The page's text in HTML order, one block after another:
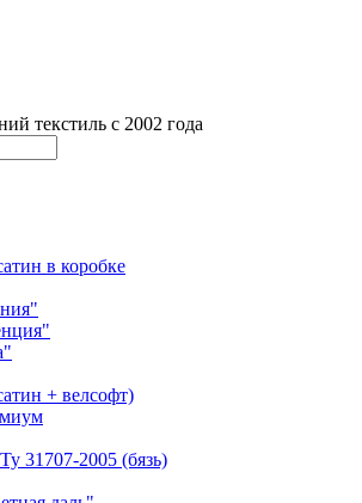
текстиль с 2002 года
в коробке
+ велсофт)
31707-2005 (бязь)